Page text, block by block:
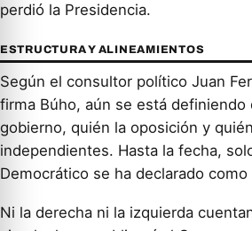
perdió la Presidencia.
ESTRUCTURA Y ALINEAMIENTOS
Según el consultor político Juan
firma Búho, aún se está definiendo
gobierno, quién la oposición y
independientes. Hasta la fecha,
Democrático se ha declarado
Ni la derecha ni la izquierda